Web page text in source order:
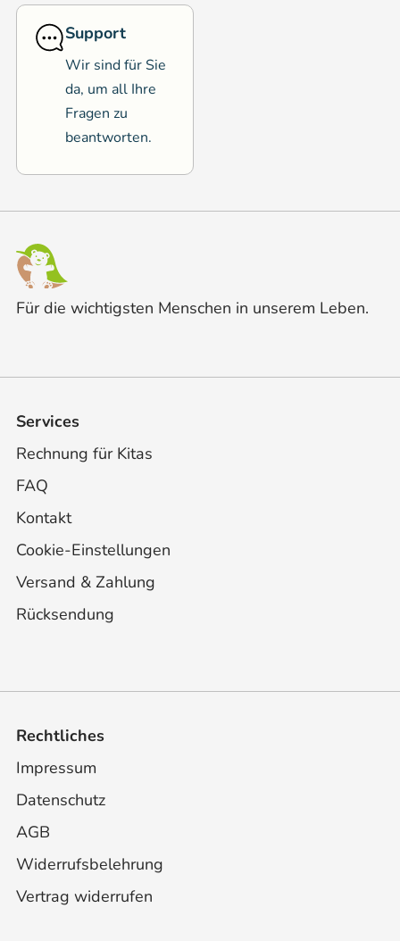
Support
Wir sind für Sie
da, um all Ihre
Fragen zu
beantworten.
Für die wichtigsten Menschen in unserem Leben.
Services
Rechnung für Kitas
FAQ
Kontakt
Cookie-Einstellungen
Versand & Zahlung
Rücksendung
Rechtliches
Impressum
Datenschutz
AGB
Widerrufsbelehrung
Vertrag widerrufen